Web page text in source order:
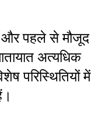
और पहले से मौजूद
अत्यधिक
परिस्थितियों में